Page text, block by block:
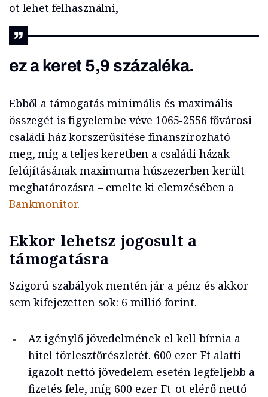
ot lehet felhasználni,
ez a keret 5,9 százaléka.
Ebből a támogatás minimális és maximális
összegét is figyelembe véve 1065-2556 fővárosi
családi ház korszerűsítése finanszírozható
meg, míg a teljes keretben a családi házak
felújításának maximuma húszezerben került
meghatározásra – emelte ki elemzésében a
Bankmonitor.
Ekkor lehetsz jogosult a
támogatásra
Szigorú szabályok mentén jár a pénz és akkor
sem kifejezetten sok: 6 millió forint.
Az igénylő jövedelmének el kell bírnia a
hitel törlesztőrészletét. 600 ezer Ft alatti
igazolt nettó jövedelem esetén legfeljebb a
fizetés fele, míg 600 ezer Ft-ot elérő nettó